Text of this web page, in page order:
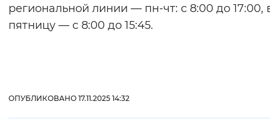
региональной линии — пн-чт: с 8:00 до 17:00,
пятницу — с 8:00 до 15:45.
ОПУБЛИКОВАНО 17.11.2025 14:32